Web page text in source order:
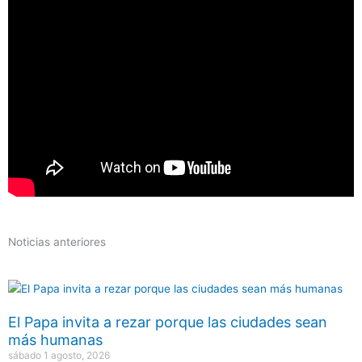
Noticias anteriores
El Papa invita a rezar porque las ciudades sean
más humanas
sábado 1 agosto, 2026